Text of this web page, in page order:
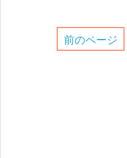
投
前のページ